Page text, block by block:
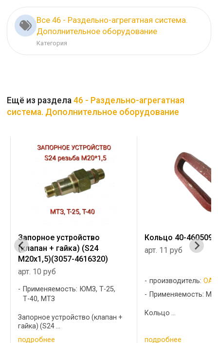
Все 46 - Раздельно-агрегатная система.
Дополнительное оборудование
Категория
Ещё из раздела46 - Раздельно-агрегатная
система. Дополнительное оборудование
(S24
ЮМЗ, Т-25,
(клапан +
Кольцо 40-4605098
арт. 11 руб
ОАО "ВЗТЗЧ"
Применяемость: МТЗ
Кольцо ...